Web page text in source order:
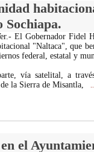
Sochiapa.
El Gobernador Fidel
"Naltaca", que
federal, estatal y
vía satelital, a
la Sierra de Misantla,
el